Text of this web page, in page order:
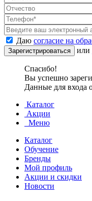
Даю согласие на
или
Спасибо!
Вы успешно
Данные для входа
Каталог
Акции
Меню
Каталог
Обучение
Бренды
Мой профиль
Акции и скидки
Новости